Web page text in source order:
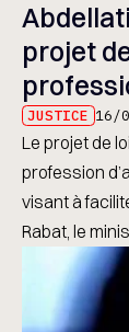
projet
JUSTICE 16/
Le projet de
profession
visant à
Rabat, le